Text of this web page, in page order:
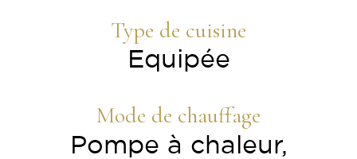
Type de cuisine
Equipée
Mode de chauffage
Pompe à chaleur,